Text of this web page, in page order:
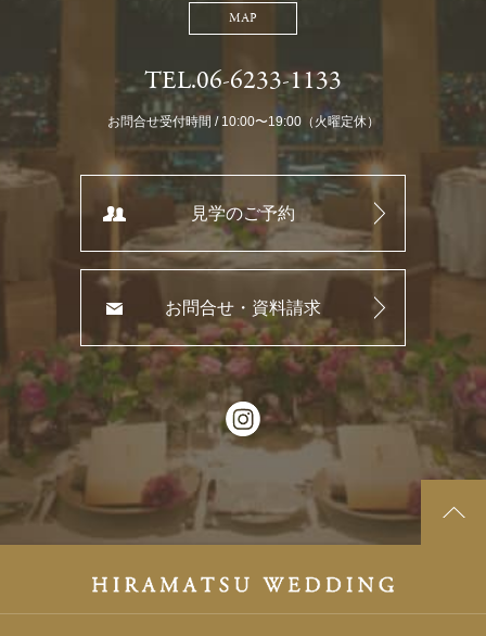
MAP
TEL.06-6233-1133
お問合せ受付時間 / 10:00〜19:00（火曜定休）
見学のご予約
お問合せ・資料請求